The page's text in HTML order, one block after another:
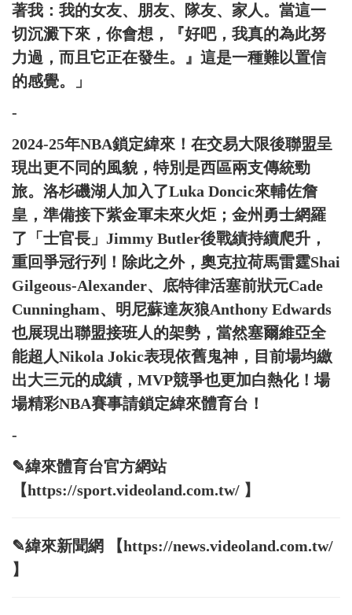
著我：我的女友、朋友、隊友、家人。當這一
切沉澱下來，你會想，『好吧，我真的為此努
力過，而且它正在發生。』這是一種難以置信
的感覺。」
-
2024-25年NBA鎖定緯來！在交易大限後聯盟呈
現出更不同的風貌，特別是西區兩支傳統勁
旅。洛杉磯湖人加入了Luka Doncic來輔佐詹
皇，準備接下紫金軍未來火炬；金州勇士網羅
了「士官長」Jimmy Butler後戰績持續爬升，
重回爭冠行列！除此之外，奧克拉荷馬雷霆Shai
Gilgeous-Alexander、底特律活塞前狀元Cade
Cunningham、明尼蘇達灰狼Anthony Edwards
也展現出聯盟接班人的架勢，當然塞爾維亞全
能超人Nikola Jokic表現依舊鬼神，目前場均繳
出大三元的成績，MVP競爭也更加白熱化！場
場精彩NBA賽事請鎖定緯來體育台！
-
✎緯來體育台官方網站
【https://sport.videoland.com.tw/ 】
✎緯來新聞網 【https://news.videoland.com.tw/
】